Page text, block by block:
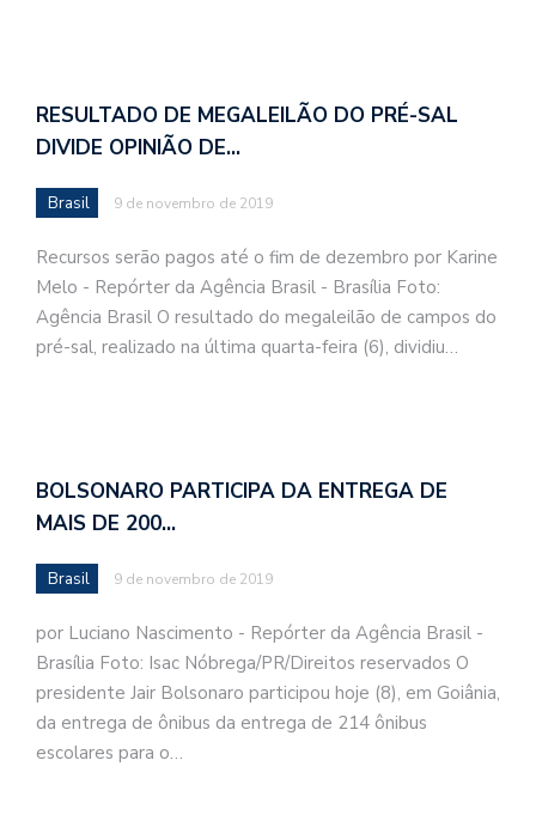
RESULTADO DE MEGALEILÃO DO PRÉ-SAL
DIVIDE OPINIÃO DE…
Brasil 9 de novembro de 2019
Recursos serão pagos até o fim de dezembro por Karine
Melo - Repórter da Agência Brasil - Brasília Foto:
Agência Brasil O resultado do megaleilão de campos do
pré-sal, realizado na última quarta-feira (6), dividiu…
BOLSONARO PARTICIPA DA ENTREGA DE
MAIS DE 200…
Brasil 9 de novembro de 2019
por Luciano Nascimento - Repórter da Agência Brasil -
Brasília Foto: Isac Nóbrega/PR/Direitos reservados O
presidente Jair Bolsonaro participou hoje (8), em Goiânia,
da entrega de ônibus da entrega de 214 ônibus
escolares para o…